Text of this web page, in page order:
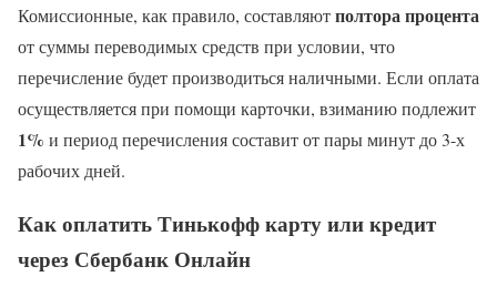
Комиссионные, как правило, составляютполтора процента
от суммы переводимых средств при условии, что
перечисление будет производиться наличными. Если оплата
осуществляется при помощи карточки, взиманию подлежит
1% и период перечисления составит от пары минут до 3-х
рабочих дней.
Как оплатить Тинькофф карту или кредит
через Сбербанк Онлайн